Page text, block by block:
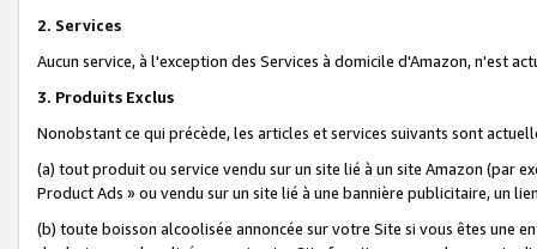
2. Services
Aucun service, à l'exception des Services à domicile d'Amazon, n'est
3. Produits Exclus
Nonobstant ce qui précède, les articles et services suivants sont
(a) tout produit ou service vendu sur un site lié à un site Amazon (par
Product Ads » ou vendu sur un site lié à une bannière publicitaire, un
(b) toute boisson alcoolisée annoncée sur votre Site si vous êtes une